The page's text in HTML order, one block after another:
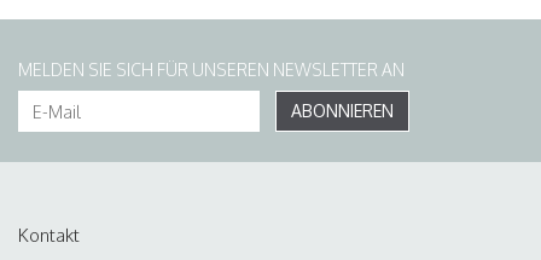
MELDEN SIE SICH FÜR UNSEREN NEWSLETTER AN
ABONNIEREN
Kontakt